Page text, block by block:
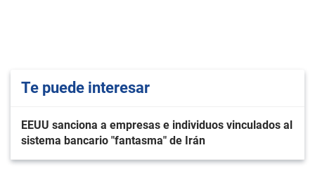
Te puede interesar
EEUU sanciona a empresas e individuos vinculados al
sistema bancario "fantasma" de Irán